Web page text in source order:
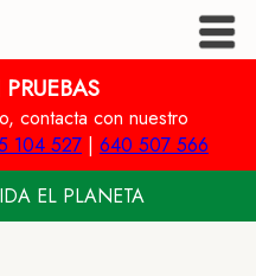
contacta con nuestro
104 527 | 640 507 566
EL PLANETA